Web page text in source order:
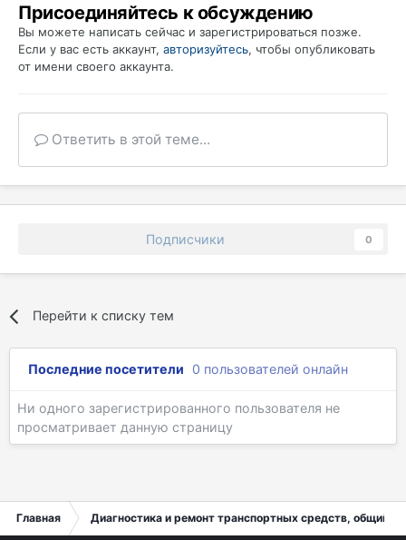
Присоединяйтесь к обсуждению
Вы можете написать сейчас и зарегистрироваться позже.
Если у вас есть аккаунт, авторизуйтесь, чтобы опубликовать
от имени своего аккаунта.
Ответить в этой теме...
Подписчики 0
Перейти к списку тем
Последние посетители 0 пользователей онлайн
Ни одного зарегистрированного пользователя не
просматривает данную страницу
Главная Диагностика и ремонт транспортных средств, общий